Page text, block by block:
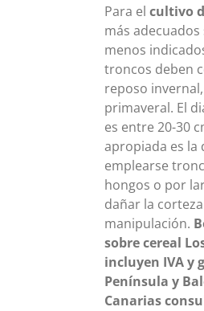
Para elcultivo
más
menos
troncos deben
reposo
primaveral. El
es entre 20-30
apropiada es la
emplearse
hongos o por
dañar la
manipulación.
sobre cereal
incluyen IVA y
Península y
Canarias